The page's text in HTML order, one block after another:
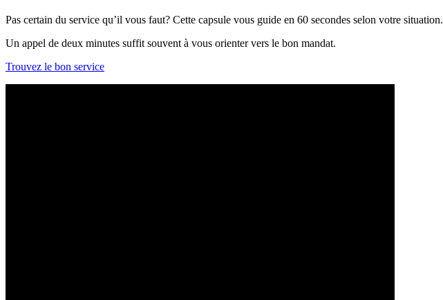
Pas certain du service qu’il vous faut? Cette capsule vous guide en 60 secondes selon votre situation.
Un appel de deux minutes suffit souvent à vous orienter vers le bon mandat.
Trouvez le bon service